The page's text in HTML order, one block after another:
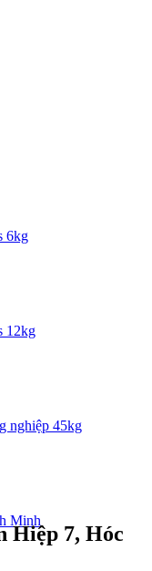
6kg
12kg
nghiệp 45kg
Minh
Hiệp 7, Hóc